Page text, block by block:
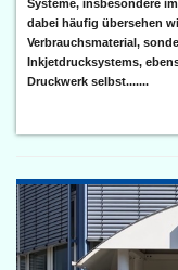
Systeme, insbesondere
dabei häufig übersehen
Verbrauchsmaterial,
Inkjetdrucksystems,
Druckwerk selbst.......